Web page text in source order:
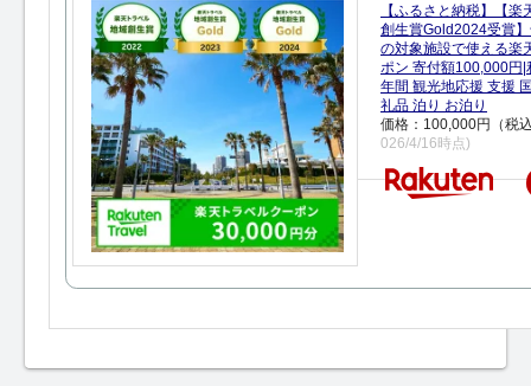
【ふるさと納税】【楽
創生賞Gold2024受賞
の対象施設で使える楽
ポン 寄付額100,000円|
年間 観光地応援 支援
礼品 泊り お泊り
価格：100,000円（税
026/4/16時点)